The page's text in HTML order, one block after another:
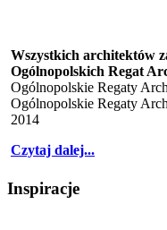
Wszystkich architektów
Ogólnopolskich Regat
Ogólnopolskie Regaty
Ogólnopolskie Regaty
2014
Czytaj dalej...
Inspiracje